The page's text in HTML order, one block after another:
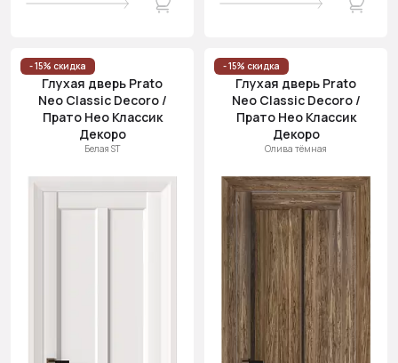
- 15% скидка
Глухая дверь Prato
Neo Classic Decoro /
Прато Нео Классик
Декоро
Белая ST
- 15% скидка
Глухая дверь Prato
Neo Classic Decoro /
Прато Нео Классик
Декоро
Олива тёмная